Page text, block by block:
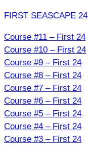
FIRST SEASCAPE 24
Course #11 – First 24
Course #10 – First 24
Course #9 – First 24
Course #8 – First 24
Course #7 – First 24
Course #6 – First 24
Course #5 – First 24
Course #4 – First 24
Course #3 – First 24